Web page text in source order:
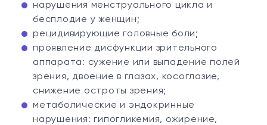
нарушения менструального цикла и
бесплодие у женщин;
рецидивирующие головные боли;
проявление дисфункции зрительного
аппарата: сужение или выпадение полей
зрения, двоение в глазах, косоглазие,
снижение остроты зрения;
метаболические и эндокринные
нарушения: гипогликемия, ожирение,